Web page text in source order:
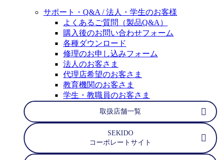
サポート・Q&A / 法人・学生のお客様
よくあるご質問（製品Q&A）
購入後のお問い合わせフォーム
各種ダウンロード
修理のお申し込みフォーム
法人のお客さま
代理店希望のお客さま
教育機関のお客さま
学生・教職員のお客さま
取扱店舗一覧
SEKIDO
コーポレートサイト